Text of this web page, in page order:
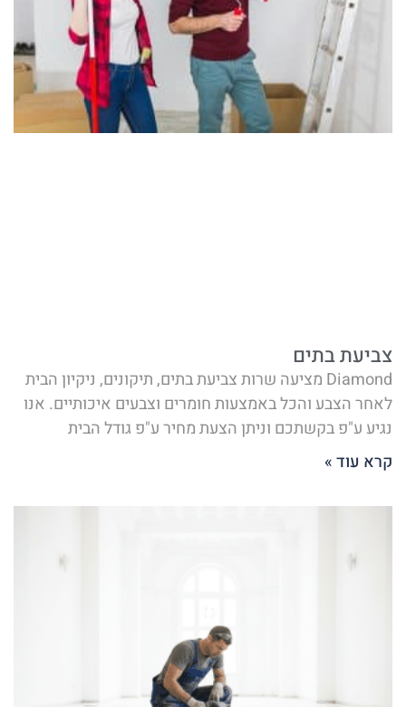
צביעת בתים
Diamond מציעה שרות צביעת בתים, תיקונים, ניקיון הבית
לאחר הצבע והכל באמצעות חומרים וצבעים איכותיים. אנו
נגיע ע"פ בקשתכם וניתן הצעת מחיר ע"פ גודל הבית
קרא עוד »